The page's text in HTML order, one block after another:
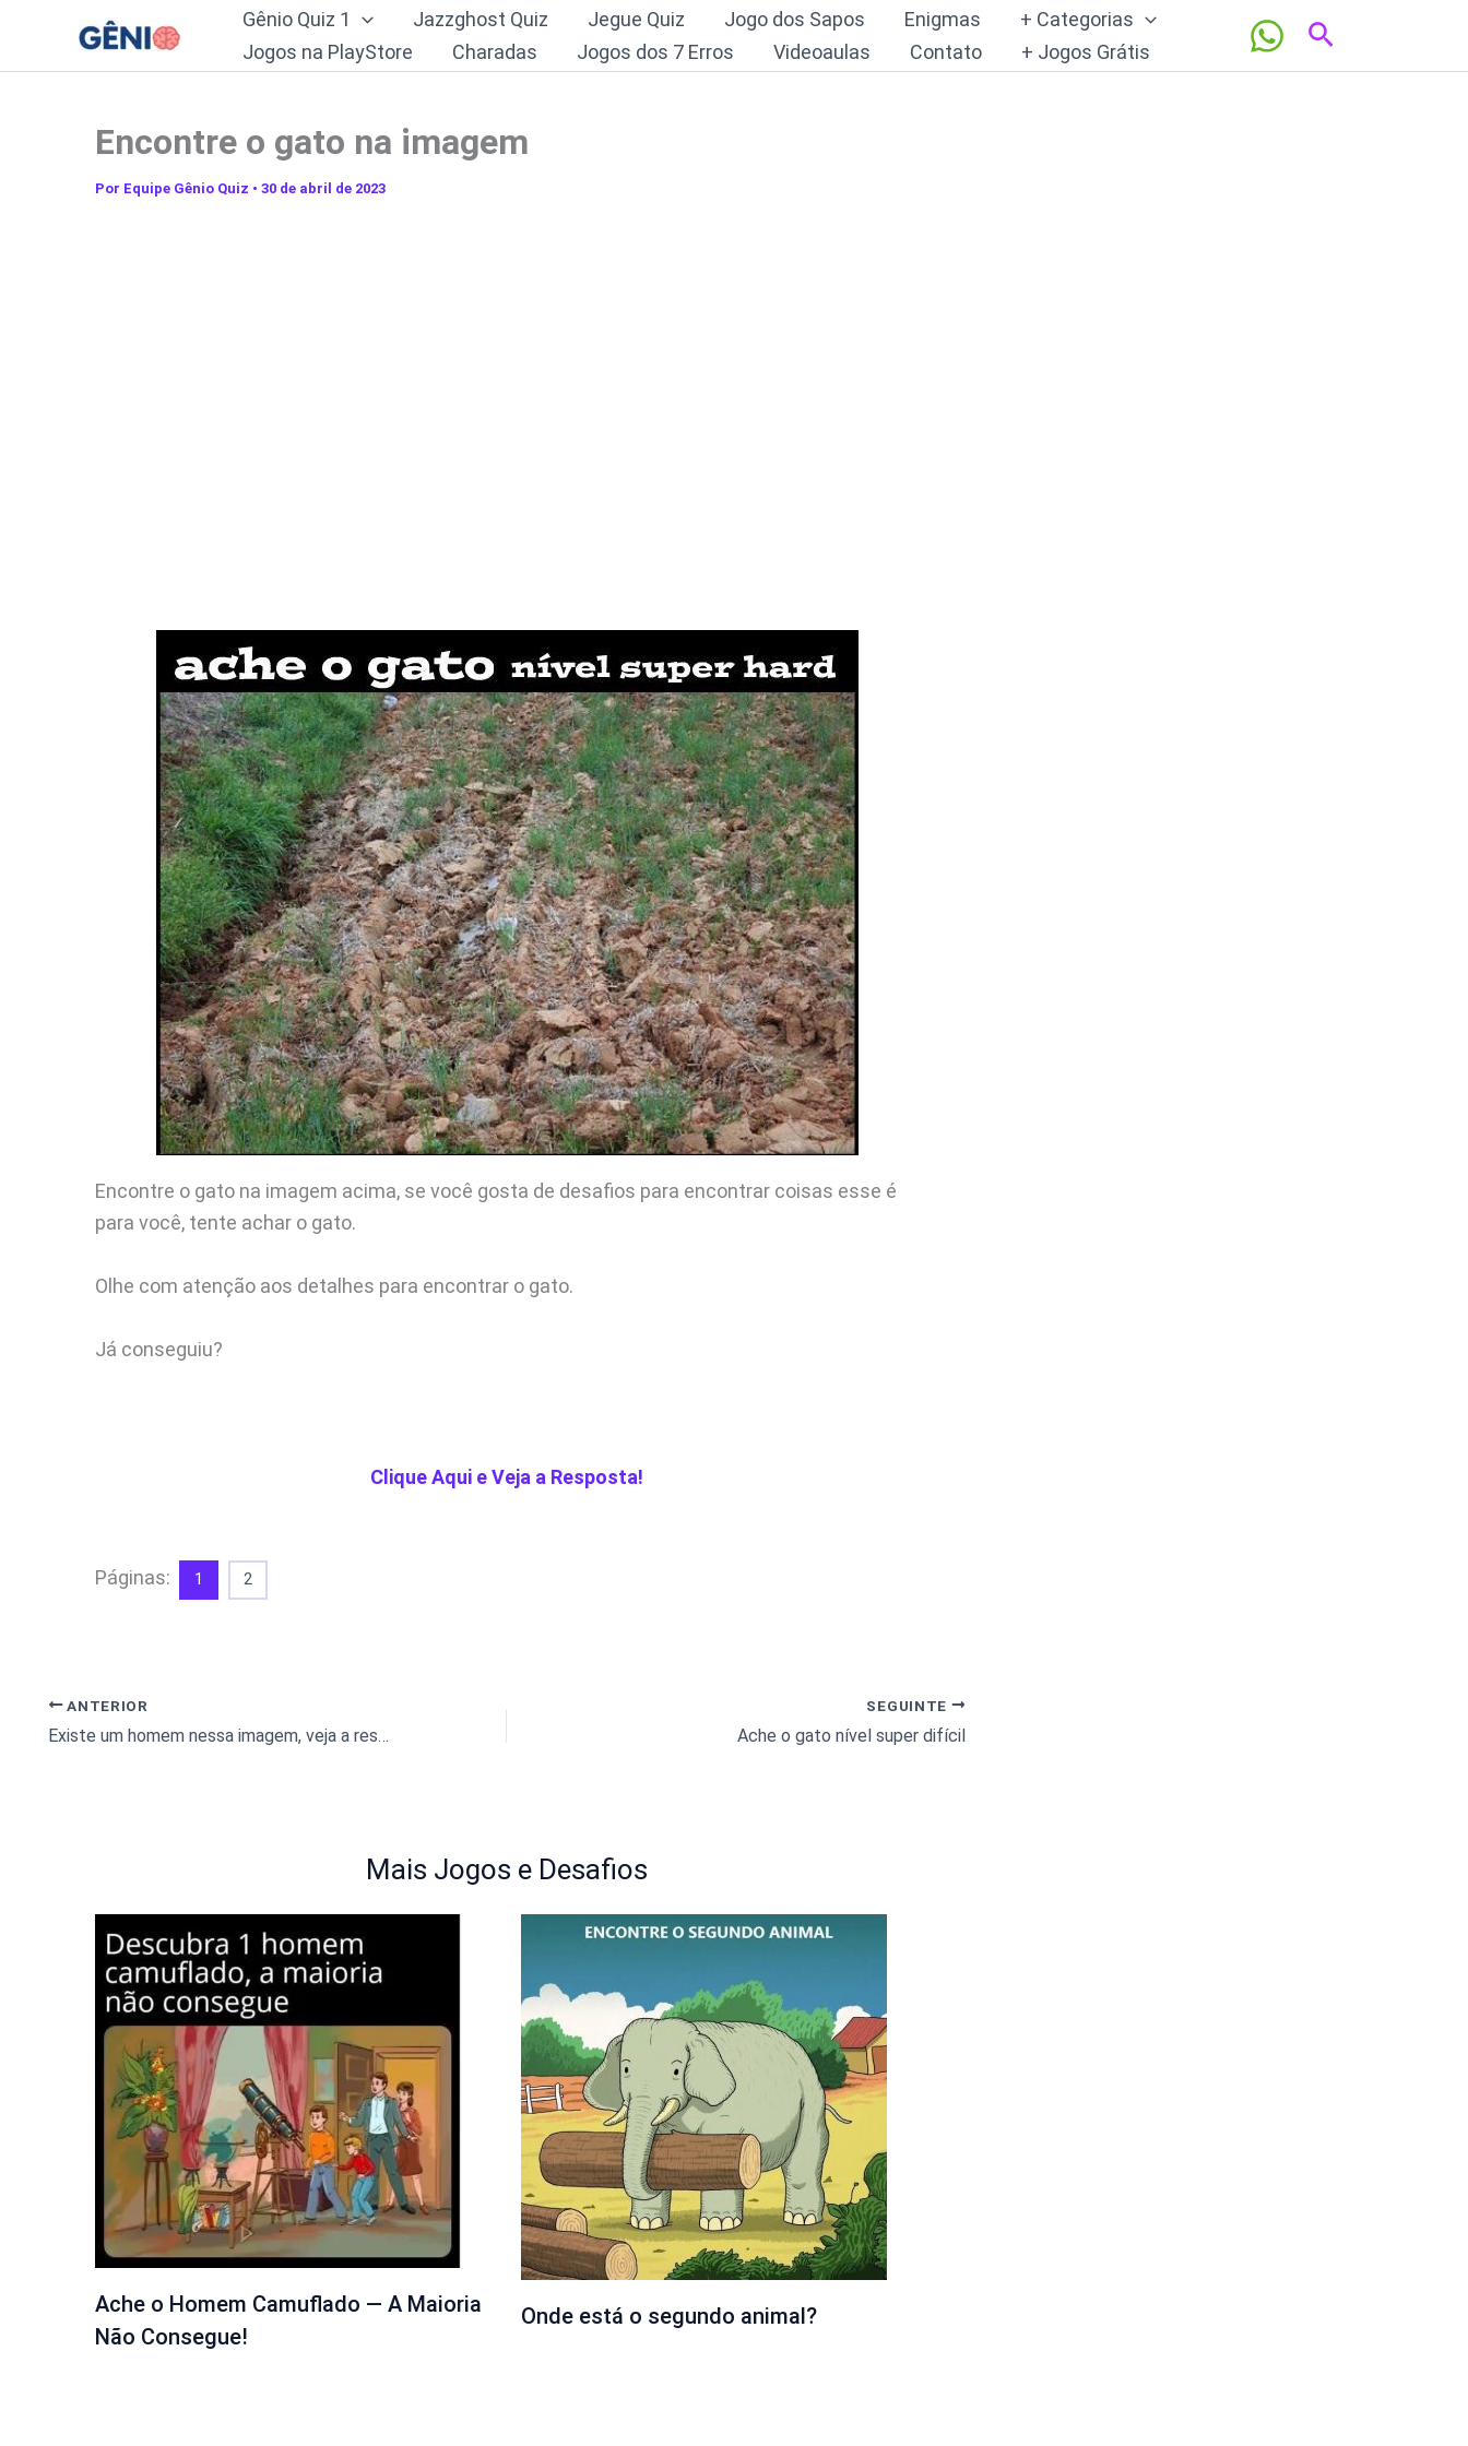
o
Gênio Quiz 1 Jazzghost Quiz Jegue Quiz Jogo dos Sapos Enigmas
+ Categorias
Jogos na PlayStore
Charadas Jogos dos 7 Erros Videoaulas Contato + Jogos Grátis
Pesquisar
Encontre o gato na imagem
Por Equipe Gênio Quiz • 30 de abril de 2023
Encontre o gato na imagem acima, se você gosta de desafios para encontrar coisas esse é
para você, tente achar o gato.
Olhe com atenção aos detalhes para encontrar o gato.
Já conseguiu?
Clique Aqui e Veja a Resposta!
Páginas: 1 2
ANTERIOR
Existe um homem nessa imagem, veja a resposta
SEGUINTE
Ache o gato nível super difícil
Mais Jogos e Desafios
Ache o Homem Camuflado — A Maioria
Não Consegue!
Onde está o segundo animal?